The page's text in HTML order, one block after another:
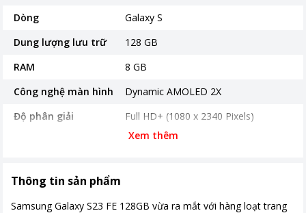
Dòng
Galaxy S
Dung lượng lưu trữ
128 GB
RAM
8 GB
Công nghệ màn hình
Dynamic AMOLED 2X
Độ phân giải
Full HD+ (1080 x 2340 Pixels)
6.4" - Tần số quét 120 Hz
Camera sau
Chính 50 MP & Phụ 12 MP, 8 MP
Xem thêm
Thông tin sản phẩm
Samsung Galaxy S23 FE 128GB vừa ra mắt với hàng loạt trang